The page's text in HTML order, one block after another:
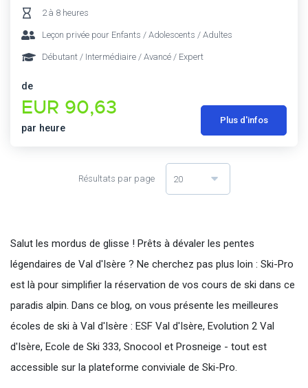
2 à 8 heures
Leçon privée pour Enfants / Adolescents / Adultes
Débutant / Intermédiaire / Avancé / Expert
de
EUR 90,63
par heure
Plus d'infos
Résultats par page 20
Salut les mordus de glisse ! Prêts à dévaler les pentes
légendaires de Val d'Isère ? Ne cherchez pas plus loin : Ski-Pro
est là pour simplifier la réservation de vos cours de ski dans ce
paradis alpin. Dans ce blog, on vous présente les meilleures
écoles de ski à Val d'Isère : ESF Val d'Isère, Evolution 2 Val
d'Isère, Ecole de Ski 333, Snocool et Prosneige - tout est
accessible sur la plateforme conviviale de Ski-Pro.